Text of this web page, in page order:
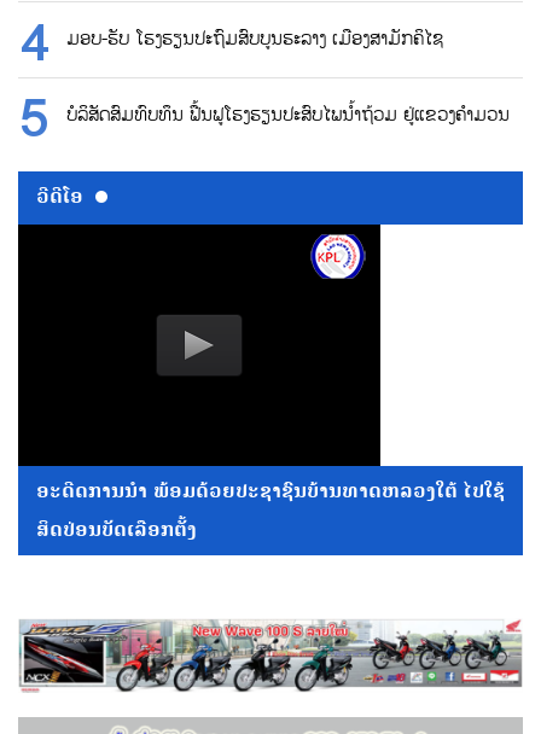
ມອບ-ຮັບ ໂຮງຮຽນປະຖົມສົບບູນຮະລາງ ເມືອງສາມັກຄິໄຊ
ບໍລິສັດສົມທົບທຶນ ຟື້ນຟູໂຮງຮຽນປະສົບໄພນ້ຳຖ້ວມ ຢູ່ແຂວງຄຳມວນ
ວີດີໂອ
ອະດີດການນໍາ ພ້ອມດ້ວຍປະຊາຊົນບ້ານທາດຫລວງໃຕ້ ໄປໃຊ້
ສິດປ່ອນບັດເລືອກຕັ້ງ